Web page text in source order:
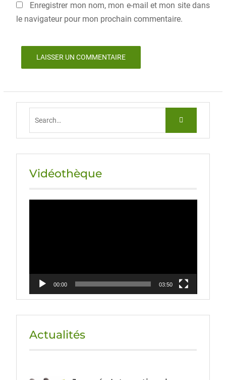
Enregistrer mon nom, mon e-mail et mon site dans
le navigateur pour mon prochain commentaire.
Vidéothèque
00:00 03:50
Actualités